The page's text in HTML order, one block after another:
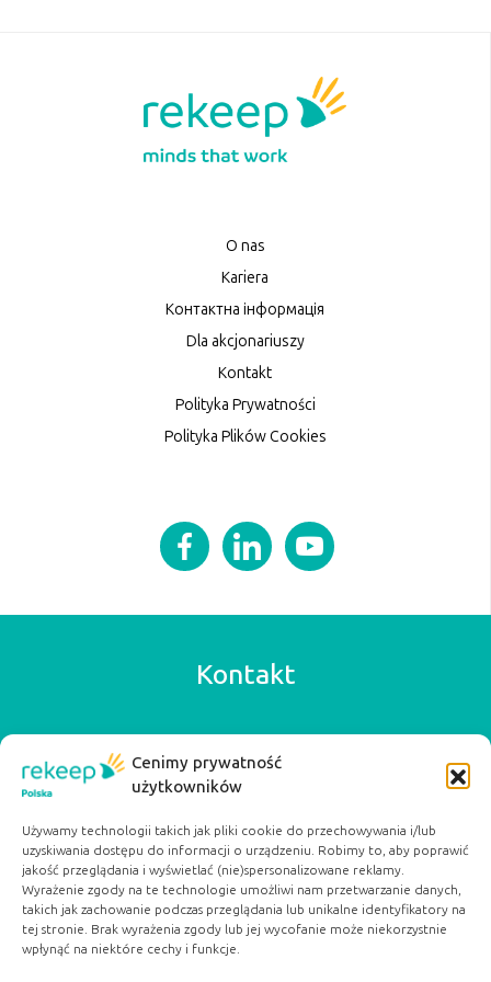
Cenimy prywatność
użytkowników
Używamy technologii takich jak pliki cookie do przechowywania i/lub
uzyskiwania dostępu do informacji o urządzeniu. Robimy to, aby poprawić
jakość przeglądania i wyświetlać (nie)spersonalizowane reklamy.
Wyrażenie zgody na te technologie umożliwi nam przetwarzanie danych,
takich jak zachowanie podczas przeglądania lub unikalne identyfikatory na
tej stronie. Brak wyrażenia zgody lub jej wycofanie może niekorzystnie
wpłynąć na niektóre cechy i funkcje.
O nas
Kariera
Контактна інформація
Dla akcjonariuszy
Kontakt
Polityka Prywatności
Polityka Plików Cookies
Kontakt
+48 42 640 57 77
ul. Ogrodowa 15a
91-065 Łódź
Serwisy Partnerskie:
dobryposilek.org
pacjentwybiera.pl